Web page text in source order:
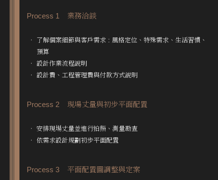
Process 1 業務洽談
‧ 了解個案細節與客戶需求 : 風格定位、特殊需求、生活習慣、
預算
‧ 設計作業流程說明
‧ 設計費、工程管理費與付款方式說明
Process 2 現場丈量與初步平面配置
‧ 安排現場丈量並進行拍照、測量勘查
‧ 依需求設計規劃初步平面配置
Process 3 平面配置圖調整與定案